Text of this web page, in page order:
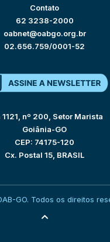
Contato
62 3238-2000
oabnet@oabgo.org.br
02.656.759/0001-52
1121, nº 200, Setor Marista
Goiânia-GO
CEP: 74175-120
Cx. Postal 15, BRASIL
GO. Todos os direitos